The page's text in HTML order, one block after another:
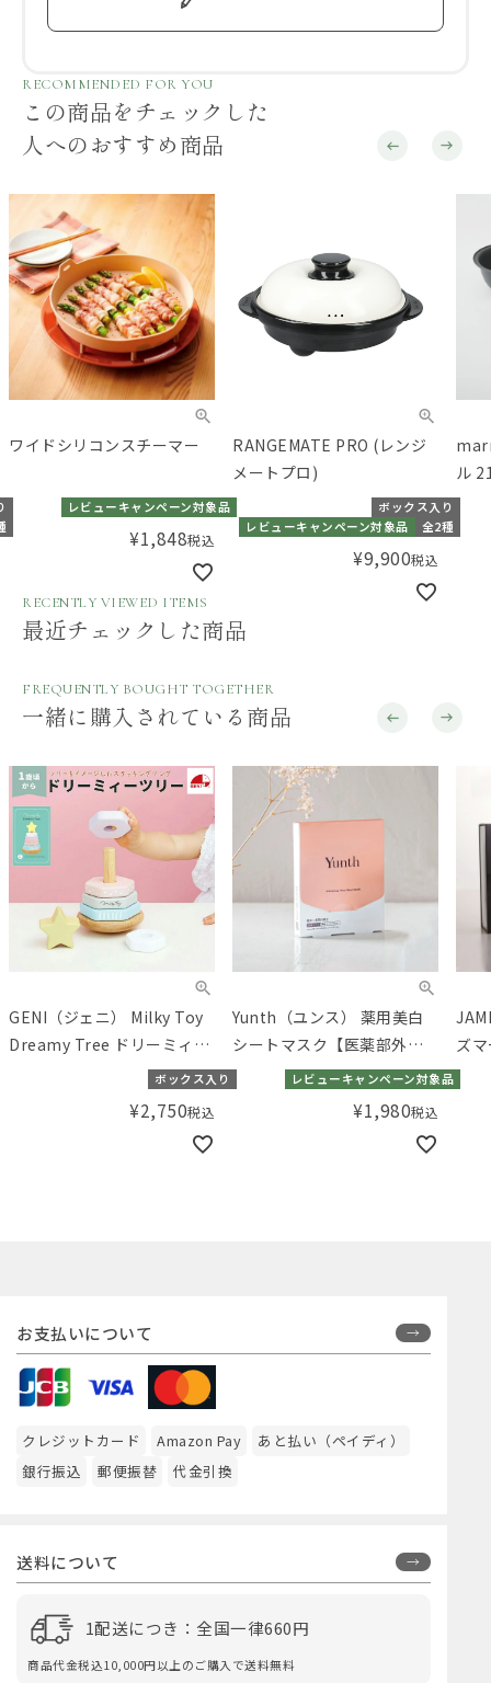
RECOMMENDED FOR YOU
この商品をチェックした
人へのおすすめ商品
ワイドシリコンスチーマー
レビューキャンペーン対象品
¥1,848税込
RANGEMATE PRO (レンジ
メートプロ)
ボックス入り
レビューキャンペーン対象品
全2種
¥9,900税込
ル
RECENTLY VIEWED ITEMS
最近チェックした商品
FREQUENTLY BOUGHT TOGETHER
一緒に購入されている商品
GENI（ジェニ） Milky Toy
Dreamy Tree ドリーミィー
ボックス入り
¥2,750税込
Yunth（ユンス） 薬用美白
シートマスク【医薬部外
品】
レビューキャンペーン対象品
¥1,980税込
ズ
トA
お支払いについて
クレジットカード Amazon Pay
あと払い（ペイディ）
銀行振込
郵便振替 代金引換
送料について
1配送につき：全国一律660円
商品代金税込10,000円以上のご購入で送料無料